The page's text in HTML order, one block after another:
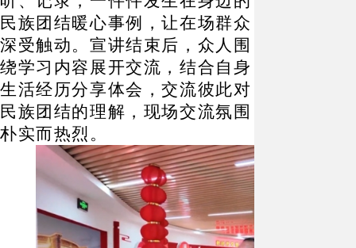
民族团结暖心事例，让在场群众
深受触动。宣讲结束后，众人围
绕学习内容展开交流，结合自身
生活经历分享体会，交流彼此对
民族团结的理解，现场交流氛围
朴实而热烈。